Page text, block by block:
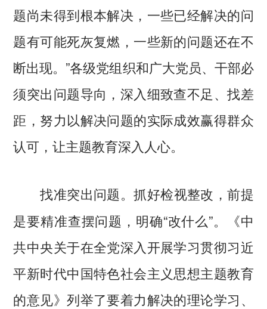
题尚未得到根本解决，一些已经解决的问
题有可能死灰复燃，一些新的问题还在不
断出现。”各级党组织和广大党员、干部必
须突出问题导向，深入细致查不足、找差
距，努力以解决问题的实际成效赢得群众
认可，让主题教育深入人心。
找准突出问题。抓好检视整改，前提
是要精准查摆问题，明确“改什么”。《中
共中央关于在全党深入开展学习贯彻习近
平新时代中国特色社会主义思想主题教育
的意见》列举了要着力解决的理论学习、